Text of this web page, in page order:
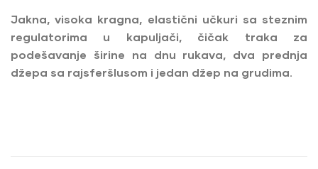
Jakna, visoka kragna, elastični učkuri sa steznim
regulatorima u kapuljači, čičak traka za
podešavanje širine na dnu rukava, dva prednja
džepa sa rajsferšlusom i jedan džep na grudima.